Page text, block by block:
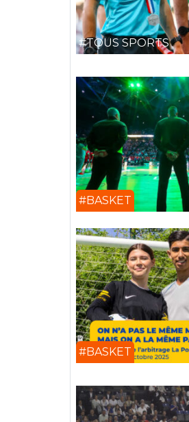
#TOUS SPORTS
#BASKET
#BASKET